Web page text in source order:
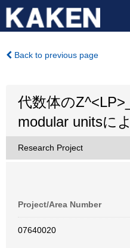
Back to previous page
代数体の
modular unitsに
Research Project
Project/Area Number
07640020